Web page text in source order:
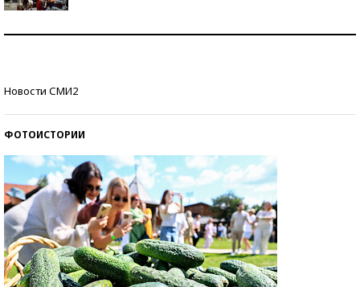
Новости СМИ2
ФОТОИСТОРИИ